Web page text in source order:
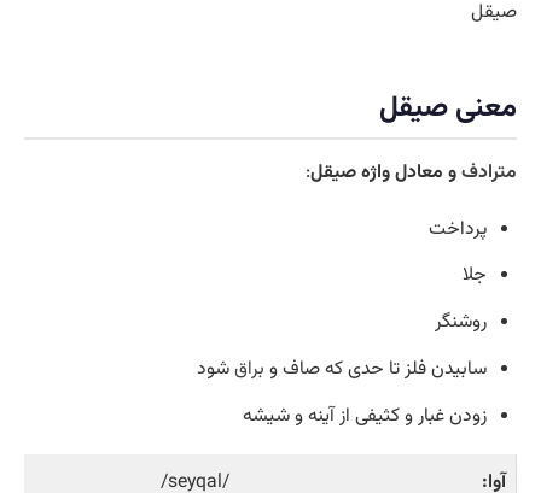
صیقل
معنی صیقل
مترادفو معادل واژه صیقل:
پرداخت
جلا
روشنگر
سابیدن فلز تا حدی که صاف و براقشود
زودن غبار و کثیفی از آینه و شیشه
آوا:
/seyqal/